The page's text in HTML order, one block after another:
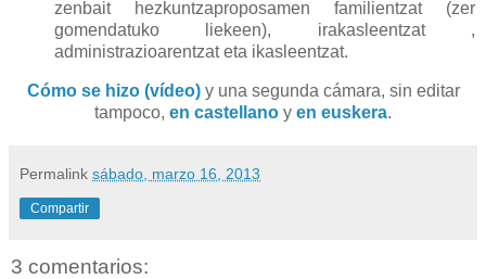
zenbait hezkuntzaproposamen familientzat (zer
gomendatuko liekeen), irakasleentzat ,
administrazioarentzat eta ikasleentzat.
Cómo se hizo (vídeo)y una segunda cámara, sin editar
tampoco, en castellano y en euskera.
Permalink sábado, marzo 16, 2013
Compartir
3 comentarios: